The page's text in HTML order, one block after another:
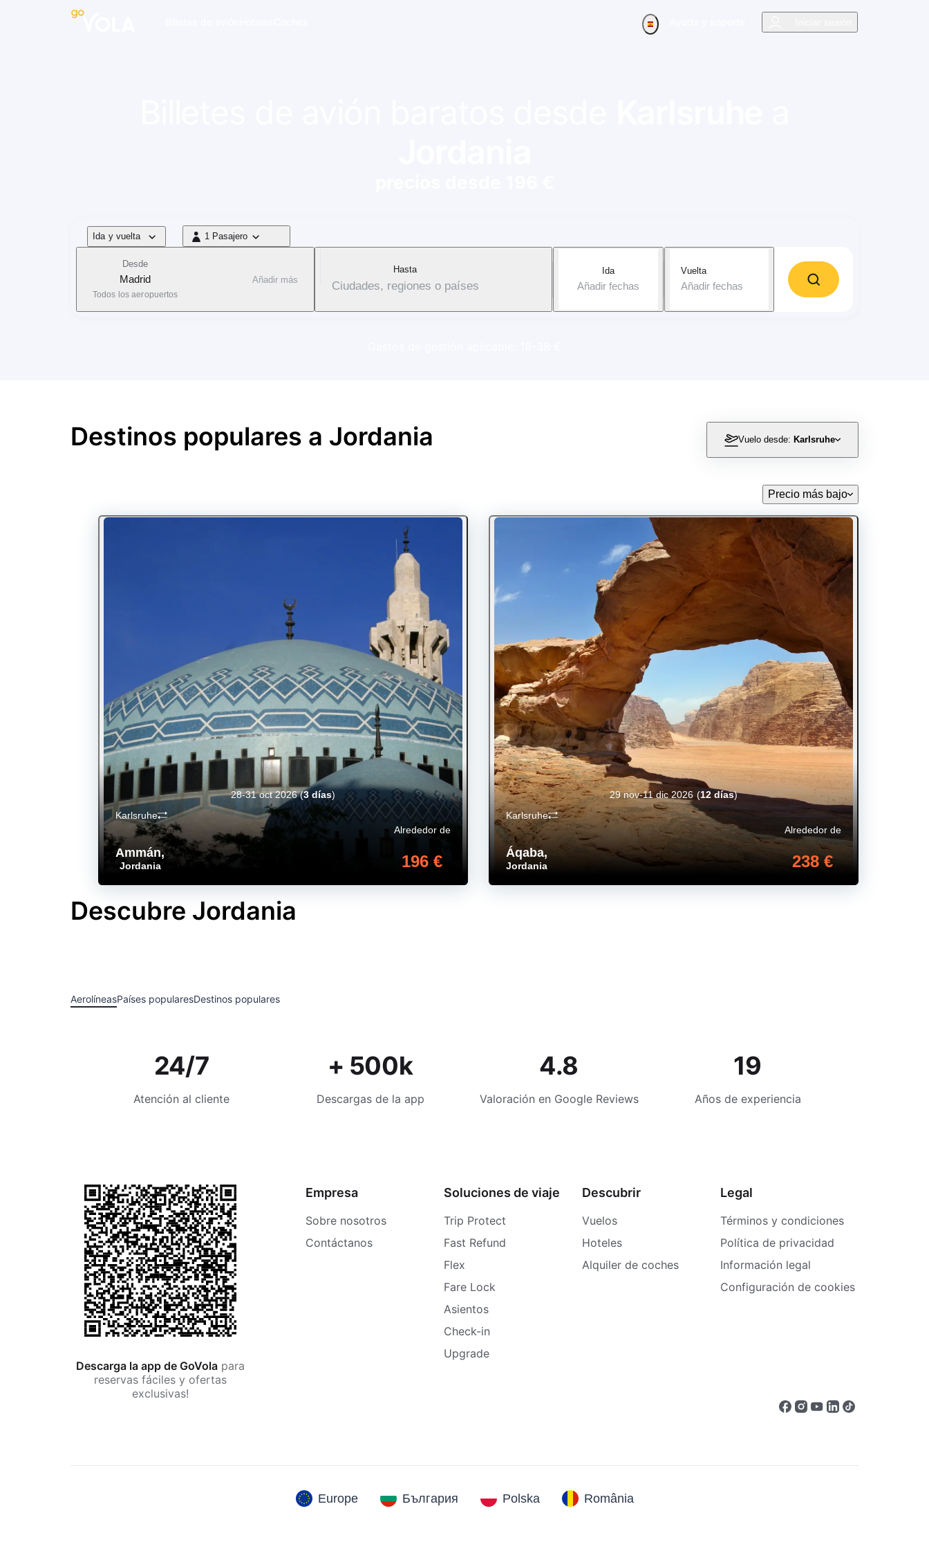
Tipo de vuelo
Ida y vuelta 1 Pasajero
1 Pasajero
Desde
Madrid
Todos los aeropuertos
Añadir más
Hasta
Ciudades, regiones o países
Ida
Añadir fechas
Vuelta
Añadir fechas
Destinos populares a Jordania Vuelo desde: Karlsruhe
Precio más bajo
Ammán,
Jordania
Alrededor de
196 €
Karlsruhe
28-31 oct 2026(3 días)
Áqaba,
Jordania
Alrededor de
238 €
Karlsruhe
29 nov-11 dic 2026 (12 días)
Descubre Jordania
AerolíneasPaíses popularesDestinos populares
24/7
Atención al cliente
+ 500k
Descargas de la app
4.8
Valoración en Google Reviews
19
Años de experiencia
Descarga la app de GoVola para
reservas fáciles y ofertas
exclusivas!
Empresa
Sobre nosotros
Contáctanos
Soluciones de viaje
Trip Protect
Fast Refund
Flex
Fare Lock
Asientos
Check-in
Upgrade
Descubrir
Vuelos
Hoteles
Alquiler de coches
Legal
Términos y condiciones
Política de privacidad
Información legal
Configuración de cookies
Europe България Polska România